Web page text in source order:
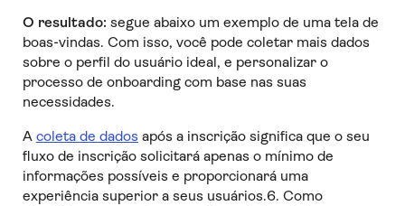
O resultado: segue abaixo um exemplo de uma tela de
boas-vindas. Com isso, você pode coletar mais dados
sobre o perfil do usuário ideal, e personalizar o
processo de onboarding com base nas suas
necessidades.
A coleta de dados após a inscrição significa que o seu
fluxo de inscrição solicitará apenas o mínimo de
informações possíveis e proporcionará uma
experiência superior a seus usuários.6. Como